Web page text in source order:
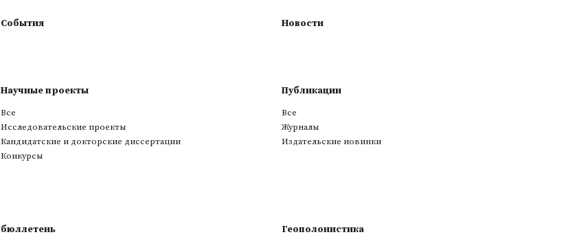
События Новости
Научные проекты
Все
Исследовательские проекты
Кандидатские и докторские диссертации
Конкурсы
Публикации
Все
Журналы
Издательские новинки
бюллетень Геополонистика